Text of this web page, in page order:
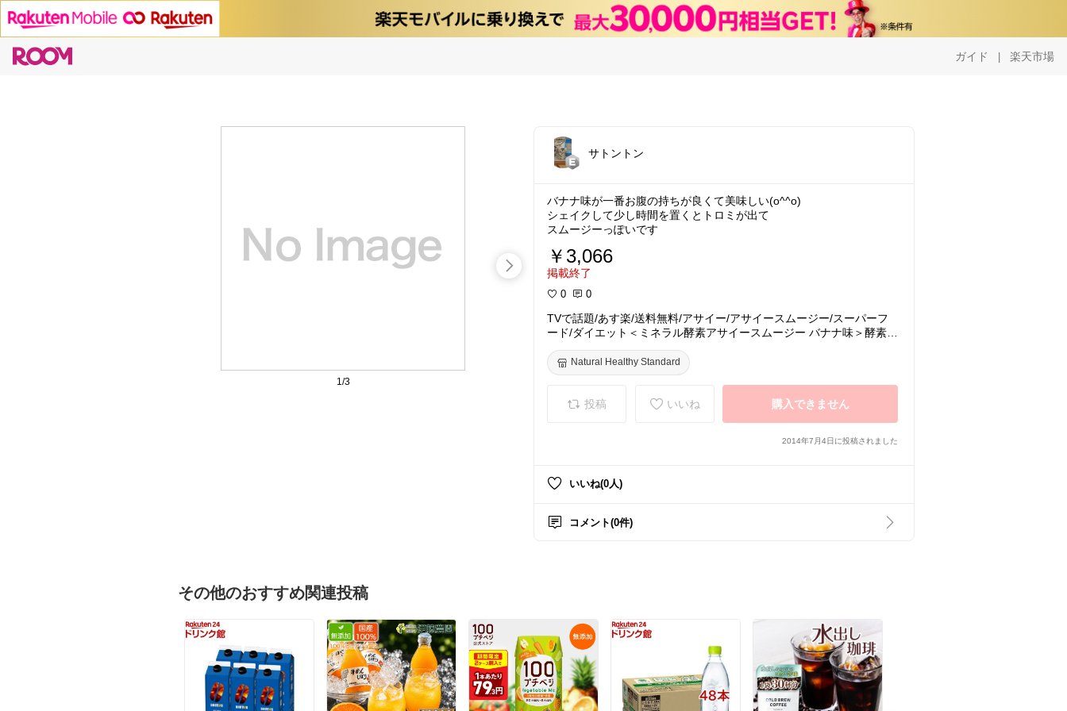
ガイド | 楽天市場
1/3
サトントン
バナナ味が一番お腹の持ちが良くて美味しい(o^^o)
シェイクして少し時間を置くとトロミが出て
スムージーっぽいです
￥3,066
掲載終了
0 0
TVで話題/あす楽/送料無料/アサイー/アサイースムージー/スーパーフ
ード/ダイエット＜ミネラル酵素アサイースムージー バナナ味＞酵素ダ
y Standard/置き換え/アサイーベリー
Natural Healthy Standard
投稿 いいね 購入できません
2014年7月4日に投稿されました
いいね(0人)
コメント(0件)
その他のおすすめ関連投稿